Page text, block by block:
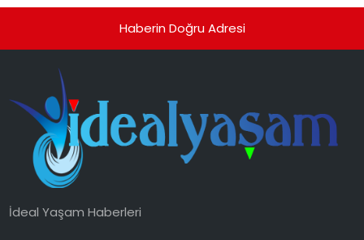
Haberin Doğru Adresi
İdeal Yaşam Haberleri